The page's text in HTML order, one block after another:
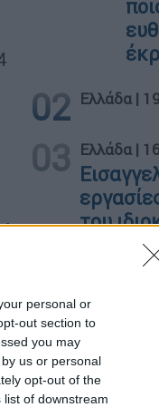
personal or
out section to
you may
us or personal
opt-out of the
of downstream
02 Ελλάδα |
03 Ελλάδα |
του
- Τα
04 Χάος
αυτός
-